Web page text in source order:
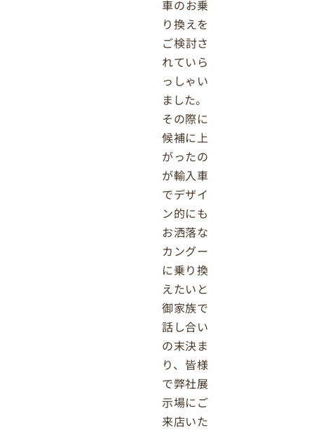
車のお乗
り換えを
ご検討さ
れていら
っしゃい
ました。
その際に
候補に上
がったの
が輸入車
でデザイ
ン的にも
お洒落な
カングー
に乗り換
えたいと
御家族で
話し合い
の末決ま
り、皆様
で弊社展
示場にご
来店いた